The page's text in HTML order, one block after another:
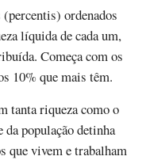
ordenados
líquida de cada um,
Começa com os
10% que mais têm.
tanta riqueza como o
população detinha
que vivem e trabalham